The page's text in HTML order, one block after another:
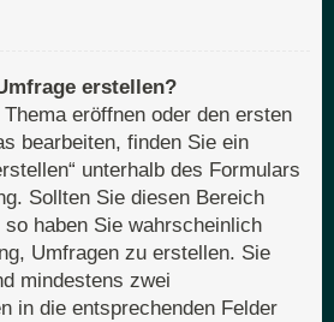
erstellen?
eröffnen oder den ersten
bearbeiten, finden Sie ein
unterhalb des Formulars
Sollten Sie diesen Bereich
haben Sie wahrscheinlich
Umfragen zu erstellen. Sie
mindestens zwei
in die entsprechenden Felder